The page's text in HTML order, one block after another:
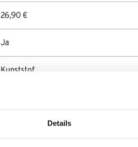
Details
26,90 €
Ja
Kunststof
Sportieve fietsen